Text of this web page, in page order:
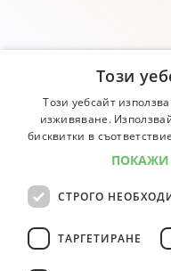
Този
Този уебсайт
изживяване.
бисквитки в
ПОКАЖИ
СТРОГО
ТАРГЕТИРАНЕ